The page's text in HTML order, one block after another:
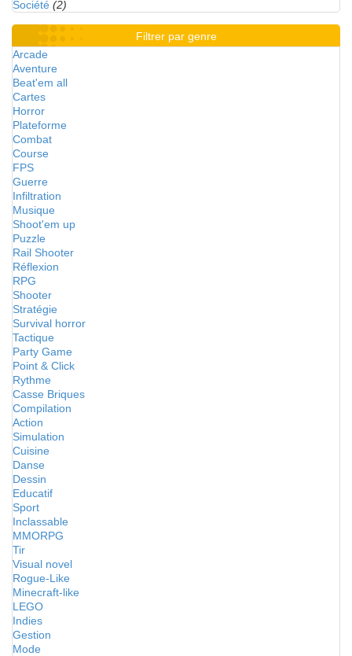
Société (2)
Filtrer par genre
Arcade
Aventure
Beat'em all
Cartes
Horror
Plateforme
Combat
Course
FPS
Guerre
Infiltration
Musique
Shoot'em up
Puzzle
Rail Shooter
Réflexion
RPG
Shooter
Stratégie
Survival horror
Tactique
Party Game
Point & Click
Rythme
Casse Briques
Compilation
Action
Simulation
Cuisine
Danse
Dessin
Educatif
Sport
Inclassable
MMORPG
Tir
Visual novel
Rogue-Like
Minecraft-like
LEGO
Indies
Gestion
Mode